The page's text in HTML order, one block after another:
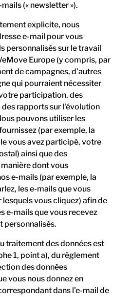
(« newsletter »).
explicite, nous
e-mail pour vous
personnalisés sur le travail
Europe (y compris, par
de campagnes, d'autres
qui pourraient nécessiter
participation, des
rapports sur l'évolution
pouvons utiliser les
(par exemple, la
vous avez participé, votre
ainsi que des
dont vous
e-mails (par exemple, la
les e-mails que vous
lesquels vous cliquez) afin de
e-mails que vous recevez
personnalisés.
traitement des données est
1, point a), du règlement
des données
vous nous donnez en
dans l'e-mail de